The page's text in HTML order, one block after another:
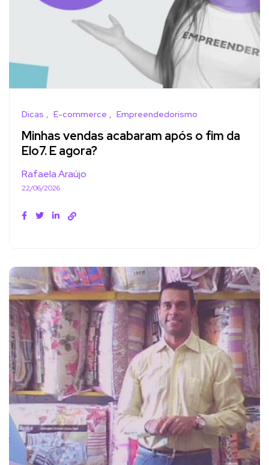
Dicas E-commerce Empreendedorismo
Minhas vendas acabaram após o fim da
Elo7. E agora?
Rafaela Araújo
22/06/2026